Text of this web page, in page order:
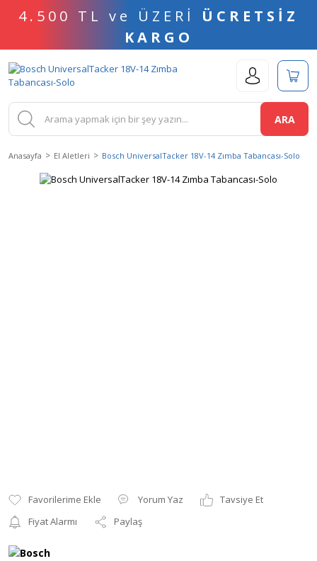
4.500 TL ve ÜZERİ ÜCRETSİZ
KARGO
ARA
Anasayfa El Aletleri Bosch UniversalTacker 18V-14 Zımba Tabancası-Solo
Yorum Yaz
Tavsiye Et
Fiyat Alarmı
Paylaş